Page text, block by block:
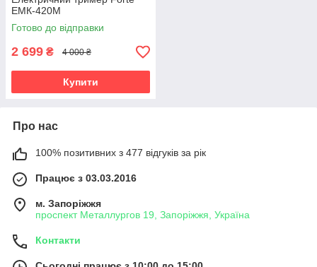
ЕМК-420М
Готово до відправки
2 699 ₴ 4 000 ₴
Купити
Про нас
100% позитивних з 477 відгуків за рік
Працює з 03.03.2016
м. Запоріжжя
проспект Металлургов 19, Запоріжжя, Україна
Контакти